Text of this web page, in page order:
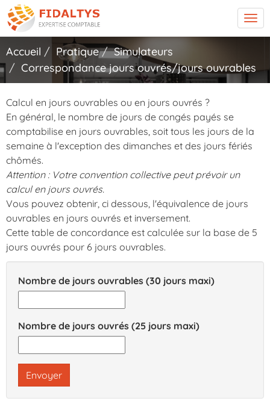
Accueil Pratique
Simulateurs
Correspondance jours ouvrés/jours ouvrables
Calcul en jours ouvrables ou en jours ouvrés ?
En général, le nombre de jours de congés payés se
comptabilise en jours ouvrables, soit tous les jours de la
semaine à l'exception des dimanches et des jours fériés
chômés.
Attention : Votre convention collective peut prévoir un
calcul en jours ouvrés.
Vous pouvez obtenir, ci dessous, l'équivalence de jours
ouvrables en jours ouvrés et inversement.
Cette table de concordance est calculée sur la base de 5
jours ouvrés pour 6 jours ouvrables.
Nombre de jours ouvrables (30 jours maxi)
Nombre de jours ouvrés (25 jours maxi)
Envoyer